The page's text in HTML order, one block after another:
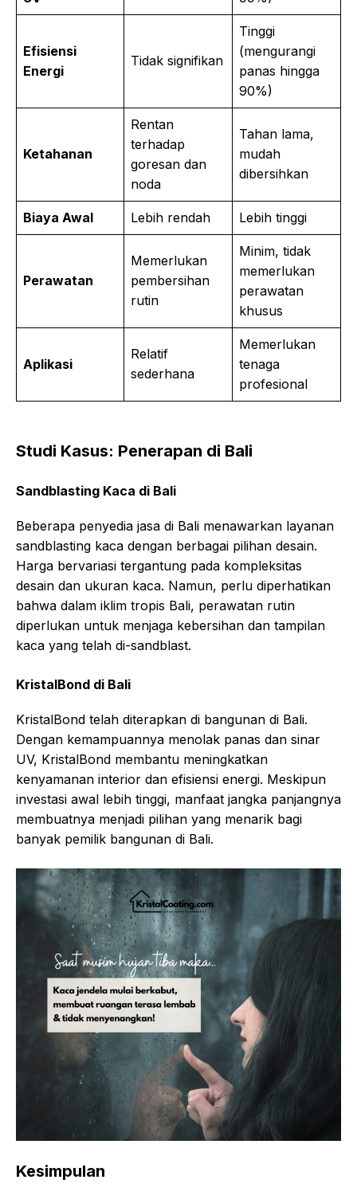
Efisiensi
Energi
Tidak signifikan
Tinggi
(mengurangi
panas hingga
90%)
Ketahanan
Rentan
terhadap
goresan dan
noda
Tahan lama,
mudah
dibersihkan
Biaya Awal Lebih rendah Lebih tinggi
Perawatan
Memerlukan
pembersihan
rutin
Minim, tidak
memerlukan
perawatan
khusus
Aplikasi
Relatif
sederhana
Memerlukan
tenaga
profesional
Studi Kasus: Penerapan di Bali
Sandblasting Kaca di Bali
Beberapa penyedia jasa di Bali menawarkan layanan
sandblasting kaca dengan berbagai pilihan desain.
Harga bervariasi tergantung pada kompleksitas
desain dan ukuran kaca. Namun, perlu diperhatikan
bahwa dalam iklim tropis Bali, perawatan rutin
diperlukan untuk menjaga kebersihan dan tampilan
kaca yang telah di-sandblast.
KristalBond di Bali
KristalBond telah diterapkan di bangunan di Bali.
Dengan kemampuannya menolak panas dan sinar
UV, KristalBond membantu meningkatkan
kenyamanan interior dan efisiensi energi. Meskipun
investasi awal lebih tinggi, manfaat jangka panjangnya
membuatnya menjadi pilihan yang menarik bagi
banyak pemilik bangunan di Bali.
Kesimpulan